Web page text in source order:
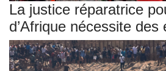
La justice réparatrice
d’Afrique nécessite